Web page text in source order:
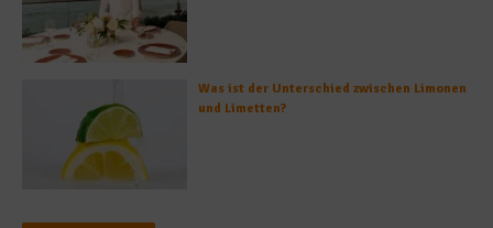
Was ist der Unterschied zwischen Limonen
und Limetten?